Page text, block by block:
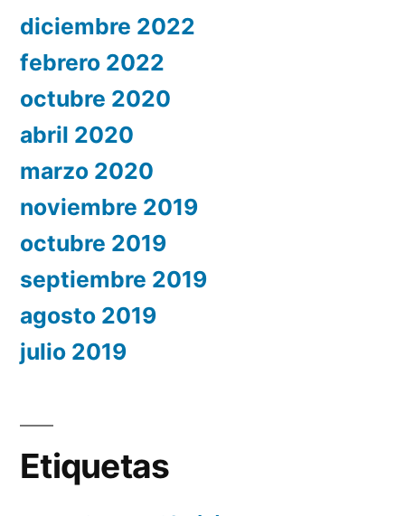
diciembre 2022
febrero 2022
octubre 2020
abril 2020
marzo 2020
noviembre 2019
octubre 2019
septiembre 2019
agosto 2019
julio 2019
Etiquetas